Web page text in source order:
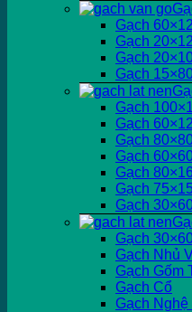
Gạch
Gạch
Gạch
Gạch
Gạch
Gạch
Gạch
Gạch
Gạch
Gạch
Gạch
Gạch
Gạch Nhủ
Gạch Gốm
Gạch Cổ
Gạch Nghệ